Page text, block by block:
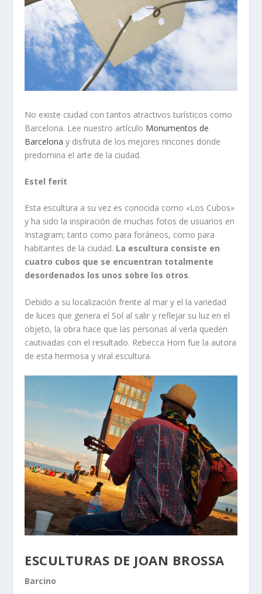
No existe ciudad con tantos atractivos turísticos como
Barcelona. Lee nuestro artículo Monumentos de
Barcelonay disfruta de los mejores rincones donde
predomina el arte de la ciudad.
Estel ferit
Esta escultura a su vez es conocida como «Los Cubos»
y ha sido la inspiración de muchas fotos de usuarios en
Instagram; tanto como para foráneos, como para
habitantes de la ciudad. La escultura consiste en
cuatro cubos que se encuentran totalmente
desordenados los unos sobre los otros.
Debido a su localización frente al mar y el la variedad
de luces que genera el Sol al salir y reflejar su luz en el
objeto, la obra hace que las personas al verla queden
cautivadas con el resultado. Rebecca Horn fue la autora
de esta hermosa y viral escultura.
ESCULTURAS DE JOAN BROSSA
Barcino